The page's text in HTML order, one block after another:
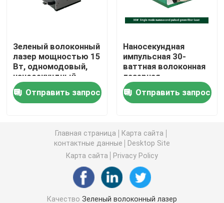
Волоконный лазер непрерывного действия
Пульсированный лазер волокна
Волоконный лазер MOPA
УФ-волоконный лазер
Лазерное средство для удаления препятствий
Зеленый волоконный
лазер мощностью 15
Вт, одномодовый,
наносекундный
импульсный
Отправить запрос
Наносекундная
импульсная 30-
ваттная волоконная
лазерная
маркировочная
машина Зеленый
волоконный лазер
Отправить запрос
Главная страница
Карта сайта
контактные данные
Desktop Site
Карта сайта
Privacy Policy
Качество Зеленый волоконный лазер